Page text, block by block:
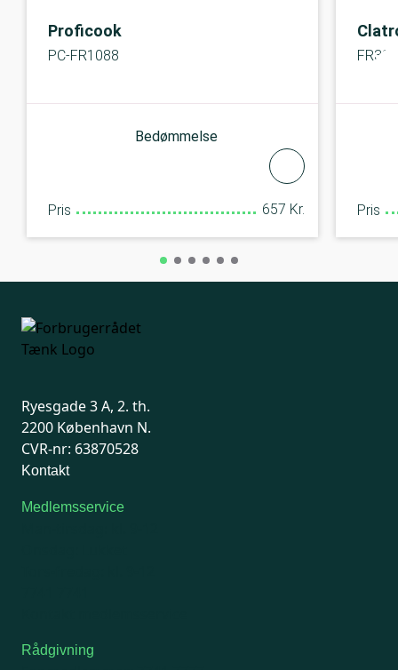
Proficook
PC-FR1088
Bedømmelse
Pris 657 Kr. Pris
Ryesgade 3 A, 2. th.
2200 København N.
CVR-nr: 63870528
Kontakt
Medlemsservice
Rådgivning